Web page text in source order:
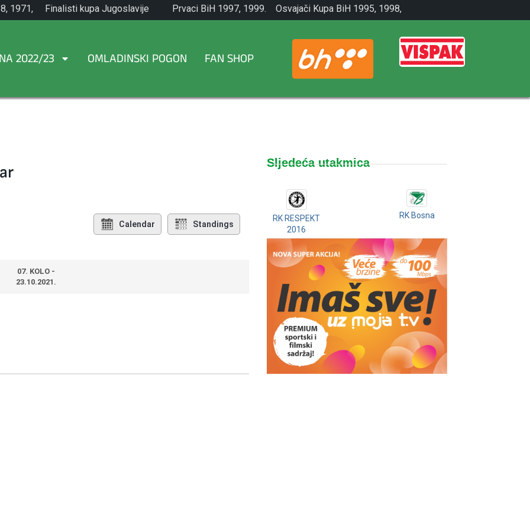
1971,
Finalisti kupa Jugoslavije
1965.
Prvaci BiH 1997, 1999.
Osvajači Kupa BiH 1995, 1998,
2001.
2022/23 OMLADINSKI POGON FAN SHOP
Calendar Standings
07. KOLO -
23.10.2021.
Sljedeća utakmica
RK RESPEKT
2016
RK Bosna